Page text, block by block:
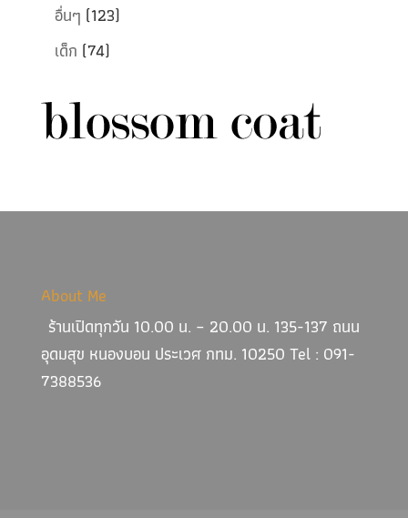
อื่นๆ (123)
เด็ก (74)
About Me
ร้านเปิดทุกวัน 10.00 น. – 20.00 น. 135-137 ถนน
อุดมสุข หนองบอน ประเวศ กทม. 10250 Tel : 091-
7388536